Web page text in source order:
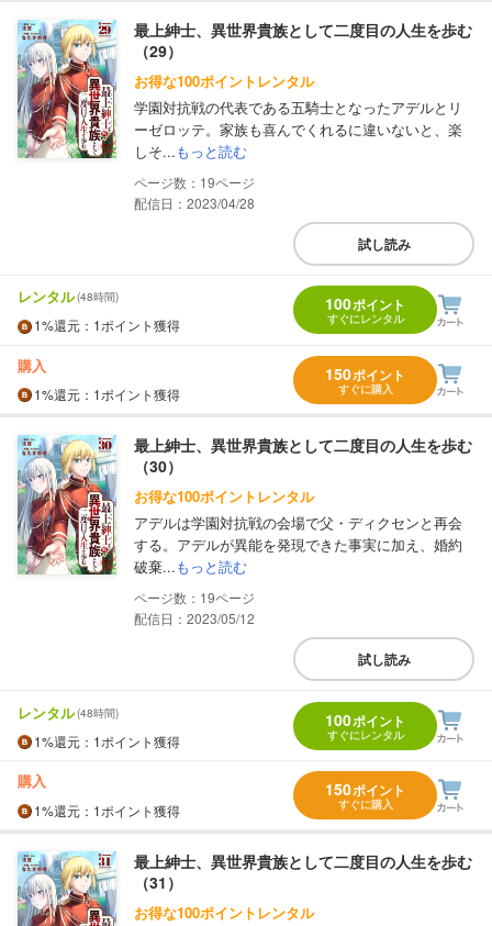
最上紳士、異世界貴族として二度目の人生を歩む
（29）
お得な100ポイントレンタル
学園対抗戦の代表である五騎士となったアデルとリ
ーゼロッテ。家族も喜んでくれるに違いないと、楽
しそ...もっと読む
19
配信日：2023/04/28
試し読み
レンタル(48時間)
1%還元 ：1ポイント獲得
100ポイント
すぐにレンタル
購入
1%還元 ：1ポイント獲得
150ポイント
すぐに購入
最上紳士、異世界貴族として二度目の人生を歩む
（30）
お得な100ポイントレンタル
アデルは学園対抗戦の会場で父・ディクセンと再会
する。アデルが異能を発現できた事実に加え、婚約
破棄...もっと読む
19
配信日：2023/05/12
試し読み
レンタル(48時間)
1%還元 ：1ポイント獲得
100ポイント
すぐにレンタル
購入
1%還元 ：1ポイント獲得
150ポイント
すぐに購入
最上紳士、異世界貴族として二度目の人生を歩む
（31）
お得な100ポイントレンタル